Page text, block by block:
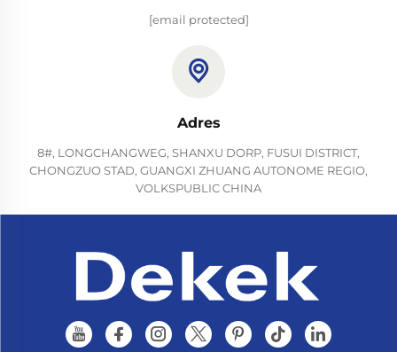
[email protected]
Adres
8#, LONGCHANGWEG, SHANXU DORP, FUSUI DISTRICT,
CHONGZUO STAD, GUANGXI ZHUANG AUTONOME REGIO,
VOLKSPUBLIC CHINA